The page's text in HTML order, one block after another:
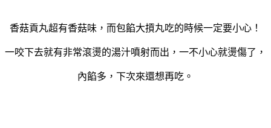
香菇貢丸超有香菇味，而包餡大摃丸吃的時候一定要小心！
一咬下去就有非常滾燙的湯汁噴射而出，一不小心就燙傷了，
內餡多，下次來還想再吃。